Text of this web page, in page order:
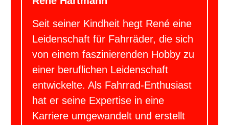
Seit seiner Kindheit hegt René eine
Leidenschaft für Fahrräder, die sich
von einem faszinierenden Hobby zu
einer beruflichen Leidenschaft
entwickelte. Als Fahrrad-Enthusiast
hat er seine Expertise in eine
Karriere umgewandelt und erstellt